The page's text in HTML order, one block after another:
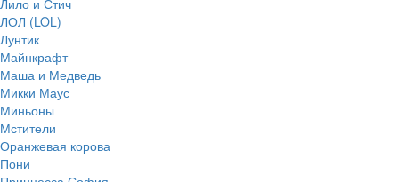
Лило и Стич
ЛОЛ (LOL)
Лунтик
Майнкрафт
Маша и Медведь
Микки Маус
Миньоны
Мстители
Оранжевая корова
Пони